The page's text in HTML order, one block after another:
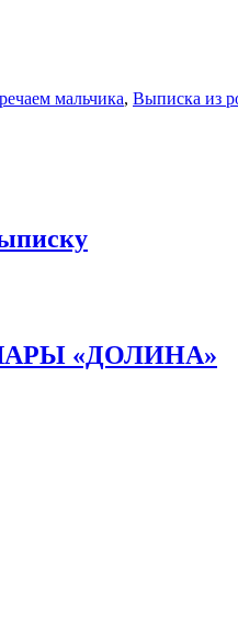
мальчика, Выписка из
«ДОЛИНА»